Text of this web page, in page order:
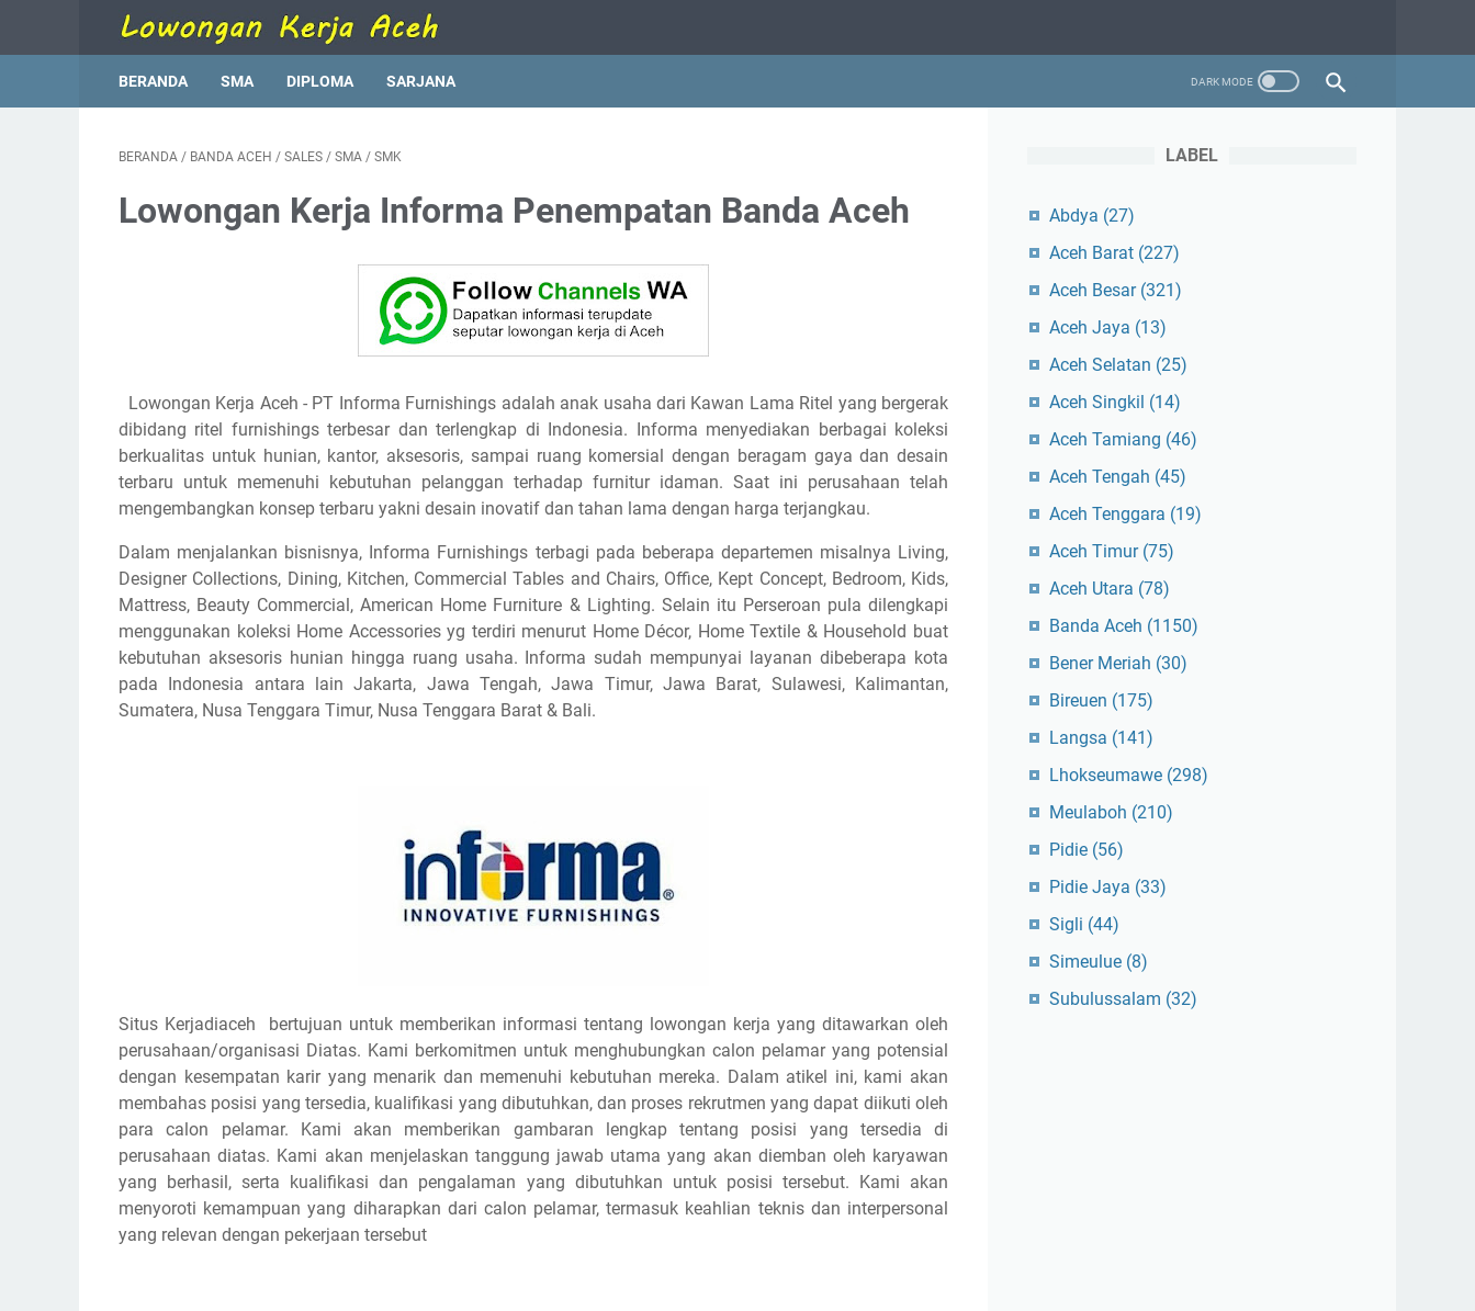
BERANDA SMA DIPLOMA SARJANA
BERANDA / BANDA ACEH / SALES / SMA / SMK
Lowongan Kerja Informa Penempatan Banda Aceh
Lowongan Kerja Aceh- PT Informa Furnishings adalah anak usaha dari Kawan Lama Ritel yang bergerak
dibidang ritel furnishings terbesar dan terlengkap di Indonesia. Informa menyediakan berbagai koleksi
berkualitas untuk hunian, kantor, aksesoris, sampai ruang komersial dengan beragam gaya dan desain
terbaru untuk memenuhi kebutuhan pelanggan terhadap furnitur idaman. Saat ini perusahaan telah
mengembangkan konsep terbaru yakni desain inovatif dan tahan lama dengan harga terjangkau.
Dalam menjalankan bisnisnya, Informa Furnishings terbagi pada beberapa departemen misalnya Living,
Designer Collections, Dining, Kitchen, Commercial Tables and Chairs, Office, Kept Concept, Bedroom, Kids,
Mattress, Beauty Commercial, American Home Furniture & Lighting. Selain itu Perseroan pula dilengkapi
menggunakan koleksi Home Accessories yg terdiri menurut Home Décor, Home Textile & Household buat
kebutuhan aksesoris hunian hingga ruang usaha. Informa sudah mempunyai layanan dibeberapa kota
pada Indonesia antara lain Jakarta, Jawa Tengah, Jawa Timur, Jawa Barat, Sulawesi, Kalimantan,
Sumatera, Nusa Tenggara Timur, Nusa Tenggara Barat & Bali.
Situs Kerjadiaceh bertujuan untuk memberikan informasi tentang lowongan kerja yang ditawarkan oleh
perusahaan/organisasi Diatas. Kami berkomitmen untuk menghubungkan calon pelamar yang potensial
dengan kesempatan karir yang menarik dan memenuhi kebutuhan mereka. Dalam atikel ini, kami akan
membahas posisi yang tersedia, kualifikasi yang dibutuhkan, dan proses rekrutmen yang dapat diikuti oleh
para calon pelamar. Kami akan memberikan gambaran lengkap tentang posisi yang tersedia di
perusahaan diatas. Kami akan menjelaskan tanggung jawab utama yang akan diemban oleh karyawan
yang berhasil, serta kualifikasi dan pengalaman yang dibutuhkan untuk posisi tersebut. Kami akan
menyoroti kemampuan yang diharapkan dari calon pelamar, termasuk keahlian teknis dan interpersonal
yang relevan dengan pekerjaan tersebut
LABEL
Abdya (27)
Aceh Barat (227)
Aceh Besar (321)
Aceh Jaya (13)
Aceh Selatan (25)
Aceh Singkil (14)
Aceh Tamiang (46)
Aceh Tengah (45)
Aceh Tenggara (19)
Aceh Timur (75)
Aceh Utara (78)
Banda Aceh (1150)
Bener Meriah (30)
Bireuen (175)
Langsa (141)
Lhokseumawe (298)
Meulaboh (210)
Pidie (56)
Pidie Jaya (33)
Sigli (44)
Simeulue (8)
Subulussalam (32)